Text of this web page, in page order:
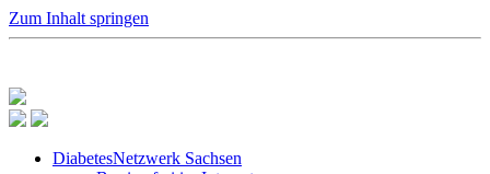
Zum Inhalt springen
DiabetesNetzwerk Sachsen